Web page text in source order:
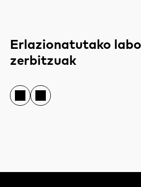
Erlazionatutako
zerbitzuak